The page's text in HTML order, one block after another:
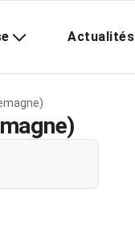
Actualités